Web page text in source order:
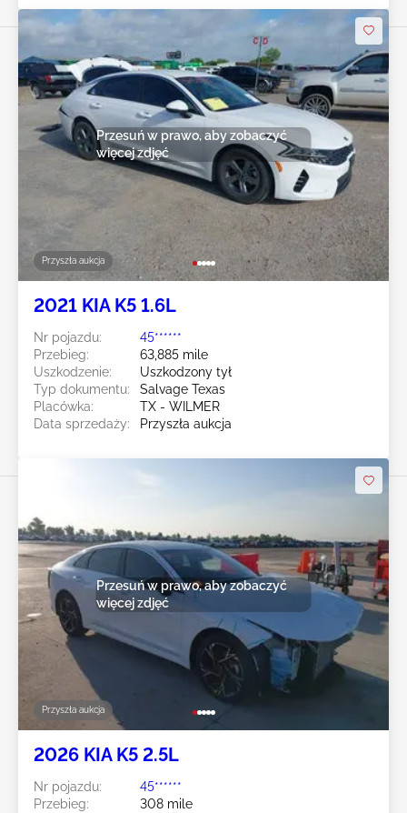
Przyszła aukcja
Przesuń w prawo, aby zobaczyć
więcej zdjęć
2021 KIA K5 1.6L
Nr pojazdu:
45******
Przebieg:
63,885 mile
Uszkodzenie:
Uszkodzony tył
Typ dokumentu:
Salvage Texas
Placówka:
TX - WILMER
Data sprzedaży:
Przyszła aukcja
Przyszła aukcja
Przesuń w prawo, aby zobaczyć
więcej zdjęć
2026 KIA K5 2.5L
Nr pojazdu:
45******
Przebieg:
308 mile